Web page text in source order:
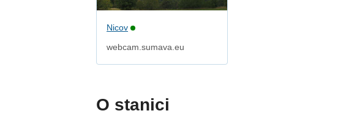
Nicov
webcam.sumava.eu
O stanici